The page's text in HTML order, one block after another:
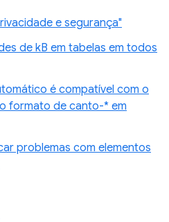
e segurança"
de kB em tabelas em todos
é compatível com o
formato de canto-* em
problemas com elementos